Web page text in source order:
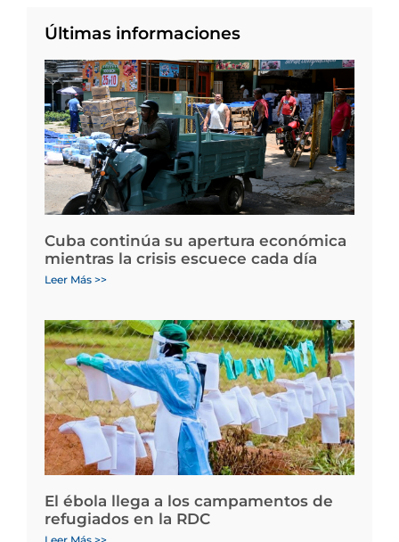
Últimas informaciones
Cuba continúa su apertura económica
mientras la crisis escuece cada día
Leer Más >>
El ébola llega a los campamentos de
refugiados en la RDC